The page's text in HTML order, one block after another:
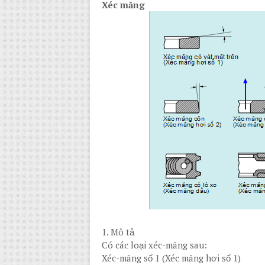
Xéc măng
1. Mô tả
Có các loại xéc-măng sau:
Xéc-măng số 1 (Xéc măng hơi số 1)